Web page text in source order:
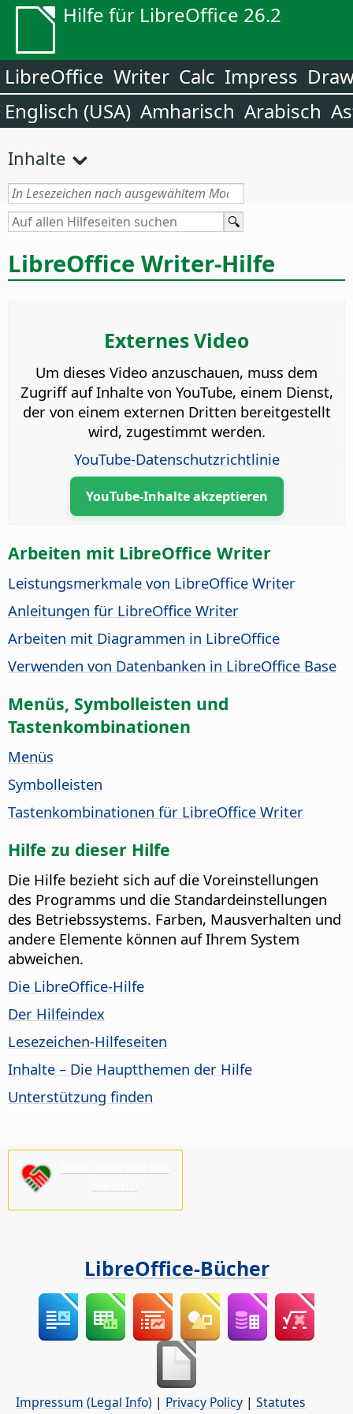
Hilfe für LibreOffice 26.2
LibreOffice Writer Calc Impress
Englisch (USA) Amharisch Arabisch
Inhalte
LibreOffice Writer-Hilfe
Externes Video
Um dieses Video anzuschauen, muss dem
Zugriff auf Inhalte von YouTube, einem Dienst,
der von einem externen Dritten bereitgestellt
wird, zugestimmt werden.
YouTube-Datenschutzrichtlinie
YouTube-Inhalte akzeptieren
Arbeiten mit LibreOffice Writer
Leistungsmerkmale von LibreOffice Writer
Anleitungen für LibreOffice Writer
Arbeiten mit Diagrammen in LibreOffice
Verwenden von Datenbanken in LibreOffice Base
Menüs, Symbolleisten und
Tastenkombinationen
Menüs
Symbolleisten
Tastenkombinationen für LibreOffice Writer
Hilfe zu dieser Hilfe
Die Hilfe bezieht sich auf die Voreinstellungen
des Programms und die Standardeinstellungen
des Betriebssystems. Farben, Mausverhalten und
andere Elemente können auf Ihrem System
abweichen.
Die LibreOffice-Hilfe
Der Hilfeindex
Lesezeichen-Hilfeseiten
Inhalte – Die Hauptthemen der Hilfe
Unterstützung finden
LibreOffice-Bücher
Impressum (Legal Info) | Privacy Policy | Statutes